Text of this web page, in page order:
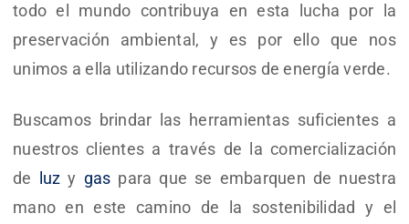
todo el mundo contribuya en esta lucha por la
preservación ambiental, y es por ello que nos
unimos a ella utilizando recursos de energía verde.
Buscamos brindar las herramientas suficientes a
nuestros clientes a través de la comercialización
de
luz y gas para que se embarquen de nuestra
mano en este camino de la sostenibilidad y el